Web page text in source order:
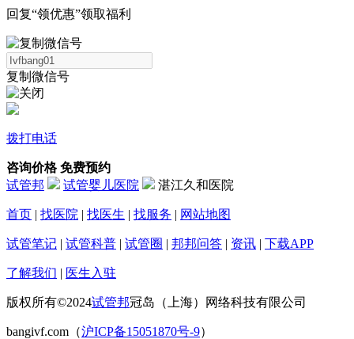
回复“领优惠”领取福利
复制微信号
拨打电话
咨询价格 免费预约
试管邦
试管婴儿医院 湛江久和医院
首页 | 找医院 | 找医生 | 找服务 | 网站地图
试管笔记 | 试管科普 | 试管圈 | 邦邦问答 | 资讯 | 下载APP
了解我们 | 医生入驻
版权所有©2024试管邦冠岛（上海）网络科技有限公司
bangivf.com（沪ICP备15051870号-9）